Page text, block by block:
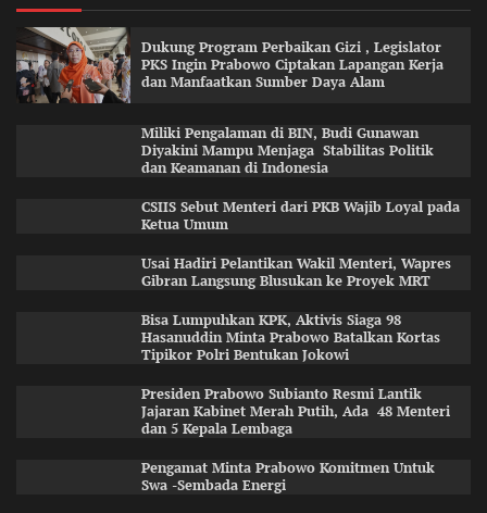
Dukung Program Perbaikan Gizi , Legislator
PKS Ingin Prabowo Ciptakan Lapangan Kerja
dan Manfaatkan Sumber Daya Alam
Miliki Pengalaman di BIN, Budi Gunawan
Diyakini Mampu Menjaga Stabilitas Politik
dan Keamanan di Indonesia
CSIIS Sebut Menteri dari PKB Wajib Loyal pada
Ketua Umum
Usai Hadiri Pelantikan Wakil Menteri, Wapres
Gibran Langsung Blusukan ke Proyek MRT
Bisa Lumpuhkan KPK, Aktivis Siaga 98
Hasanuddin Minta Prabowo Batalkan Kortas
Tipikor Polri Bentukan Jokowi
Presiden Prabowo Subianto Resmi Lantik
Jajaran Kabinet Merah Putih, Ada 48 Menteri
dan 5 Kepala Lembaga
Pengamat Minta Prabowo Komitmen Untuk
Swa -Sembada Energi